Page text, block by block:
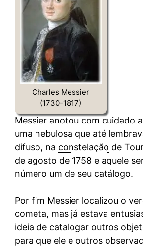
Charles Messier
(1730-1817)
Messier anotou com cuidado
uma nebulosa que até
difuso, na constelação de
de agosto de 1758 e aquele
número um de seu catálogo.
Por fim Messier localizou o
cometa, mas já estava
ideia de catalogar outros
para que ele e outros